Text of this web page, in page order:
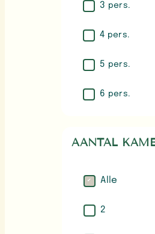
3 pers.
4 pers.
5 pers.
6 pers.
AANTAL
Alle
2